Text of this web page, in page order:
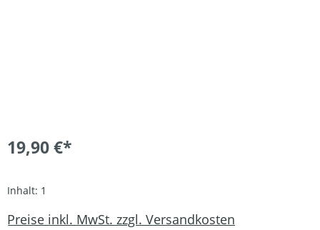
19,90 €*
Inhalt: 1
Preise inkl. MwSt. zzgl. Versandkosten